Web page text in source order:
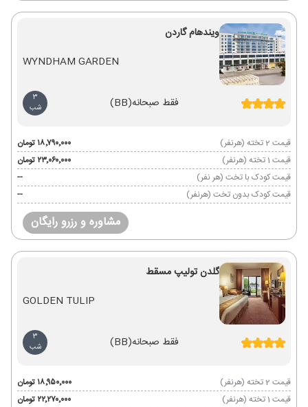
ویندهام گاردن
WYNDHAM GARDEN
فقط صبحانه(BB)
3
شب
قیمت 2 تخته (هرنفر)
۱۸٬۷۹۰٬۰۰۰ تومان
قیمت 1 تخته (هرنفر)
۲۳٬۰۶۰٬۰۰۰ تومان
قیمت کودک با تخت (هر نفر)
--
قیمت کودک بدون تخت (هرنفر)
--
مشاوره و رزرو رایگان
گلدن تولیپ مسقط
GOLDEN TULIP
فقط صبحانه(BB)
3
شب
قیمت 2 تخته (هرنفر)
۱۸٬۹۵۰٬۰۰۰ تومان
قیمت 1 تخته (هرنفر)
۲۲٬۲۷۰٬۰۰۰ تومان